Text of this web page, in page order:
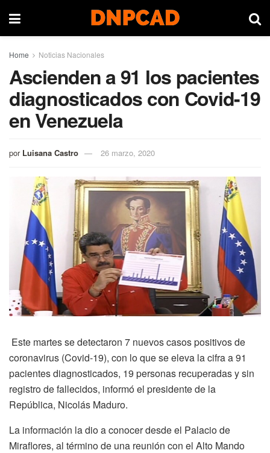
Home Noticias Nacionales
Ascienden a 91 los pacientes
diagnosticados con Covid-19
en Venezuela
por Luisana Castro 26 marzo, 2020
Este martes se detectaron 7 nuevos casos positivos de
coronavirus (Covid-19), con lo que se eleva la cifra a 91
pacientes diagnosticados, 19 personas recuperadas y sin
registro de fallecidos, informó el presidente de la
República, Nicolás Maduro.
La información la dio a conocer desde el Palacio de
Miraflores, al término de una reunión con el Alto Mando